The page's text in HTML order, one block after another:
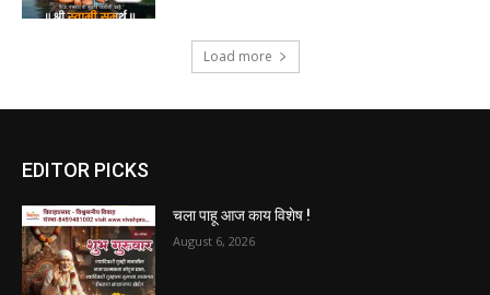
Load more
EDITOR PICKS
चला पाहू आज काय विशेष !
August 6, 2026